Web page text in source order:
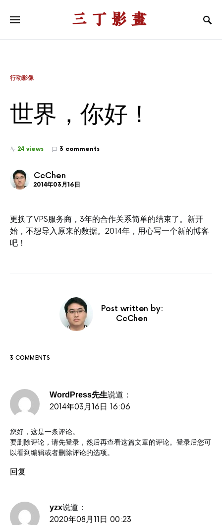
三丁影画
行动影像
世界，你好！
24 views 3 comments
CcChen
2014年03月16日
更换了VPS服务商，3年的合作关系简单的结束了。新开
始，不想导入原来的数据。2014年，用心写一个新的博客
吧！
Post written by:
CcChen
3 COMMENTS
WordPress先生说道：
2014年03月16日 16:06
您好，这是一条评论。
要删除评论，请先登录，然后再查看这篇文章的评论。登录后您可
以看到编辑或者删除评论的选项。
回复
yzx说道：
2020年08月11日 00:23